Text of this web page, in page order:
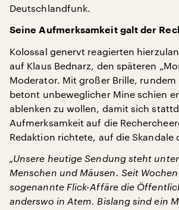
Deutschlandfunk.
Seine Aufmerksamkeit galt der
Kolossal genervt reagierten
auf Klaus Bednarz, den späteren
Moderator. Mit großer Brille, rundem
betont unbeweglicher Mine schien
ablenken zu wollen, damit sich
Aufmerksamkeit auf die
Redaktion richtete, auf die Skandale
„Unsere heutige Sendung steht
Menschen und Mäusen. Seit
sogenannte Flick-Affäre die
anderswo in Atem. Bislang sind ein